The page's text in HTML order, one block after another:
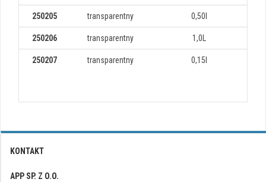
250205 transparentny 0,50l
250206 transparentny 1,0L
250207 transparentny 0,15l
KONTAKT
APP SP. Z O.O.